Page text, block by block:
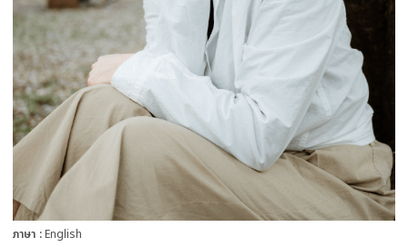
ภาษา English